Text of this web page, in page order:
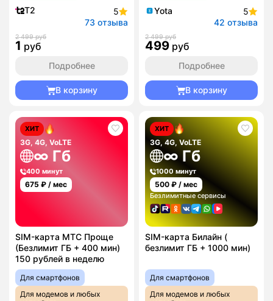
T2
5
73 отзыва
2 499 руб
1 руб
Подробнее
В корзину
Yota
5
42 отзыва
2 499 руб
499 руб
Подробнее
В корзину
ХИТ
3G, 4G, VoLTE
∞ Гб
400 минут
675 ₽ / мес
SIM-карта МТС Проще
(Безлимит ГБ + 400 мин)
150 рублей в неделю
Для смартфонов
Для модемов и любых
ХИТ
3G, 4G, VoLTE
∞ Гб
1000 минут
500 ₽ / мес
Безлимитные сервисы
SIM-карта Билайн (
безлимит ГБ + 1000 мин)
Для смартфонов
Для модемов и любых